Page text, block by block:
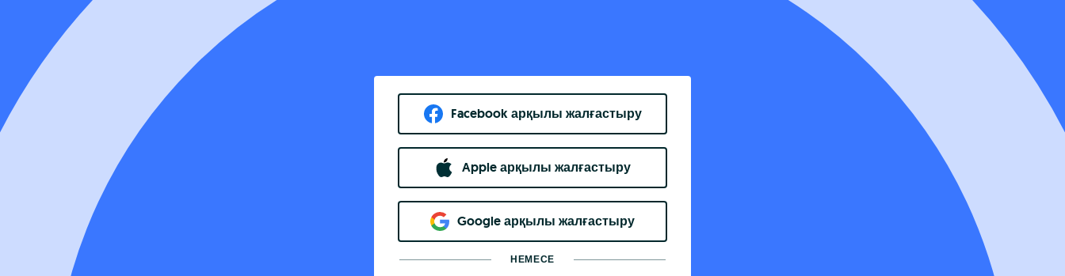
Facebook арқылы жалғастыру
Apple арқылы жалғастыру
Google арқылы жалғастыру
НЕМЕСЕ